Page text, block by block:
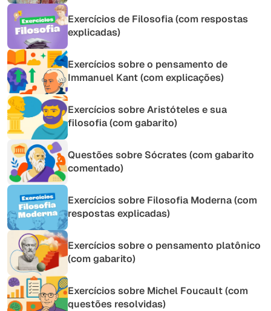
Exercícios de Filosofia (com respostas
explicadas)
Exercícios sobre o pensamento de
Immanuel Kant (com explicações)
Exercícios sobre Aristóteles e sua
filosofia (com gabarito)
Questões sobre Sócrates (com gabarito
comentado)
Exercícios sobre Filosofia Moderna (com
respostas explicadas)
Exercícios sobre o pensamento platônico
(com gabarito)
Exercícios sobre Michel Foucault (com
questões resolvidas)